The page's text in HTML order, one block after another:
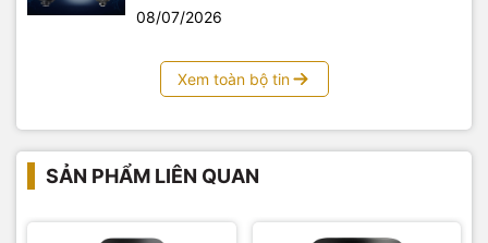
08/07/2026
Xem toàn bộ tin
SẢN PHẨM LIÊN QUAN